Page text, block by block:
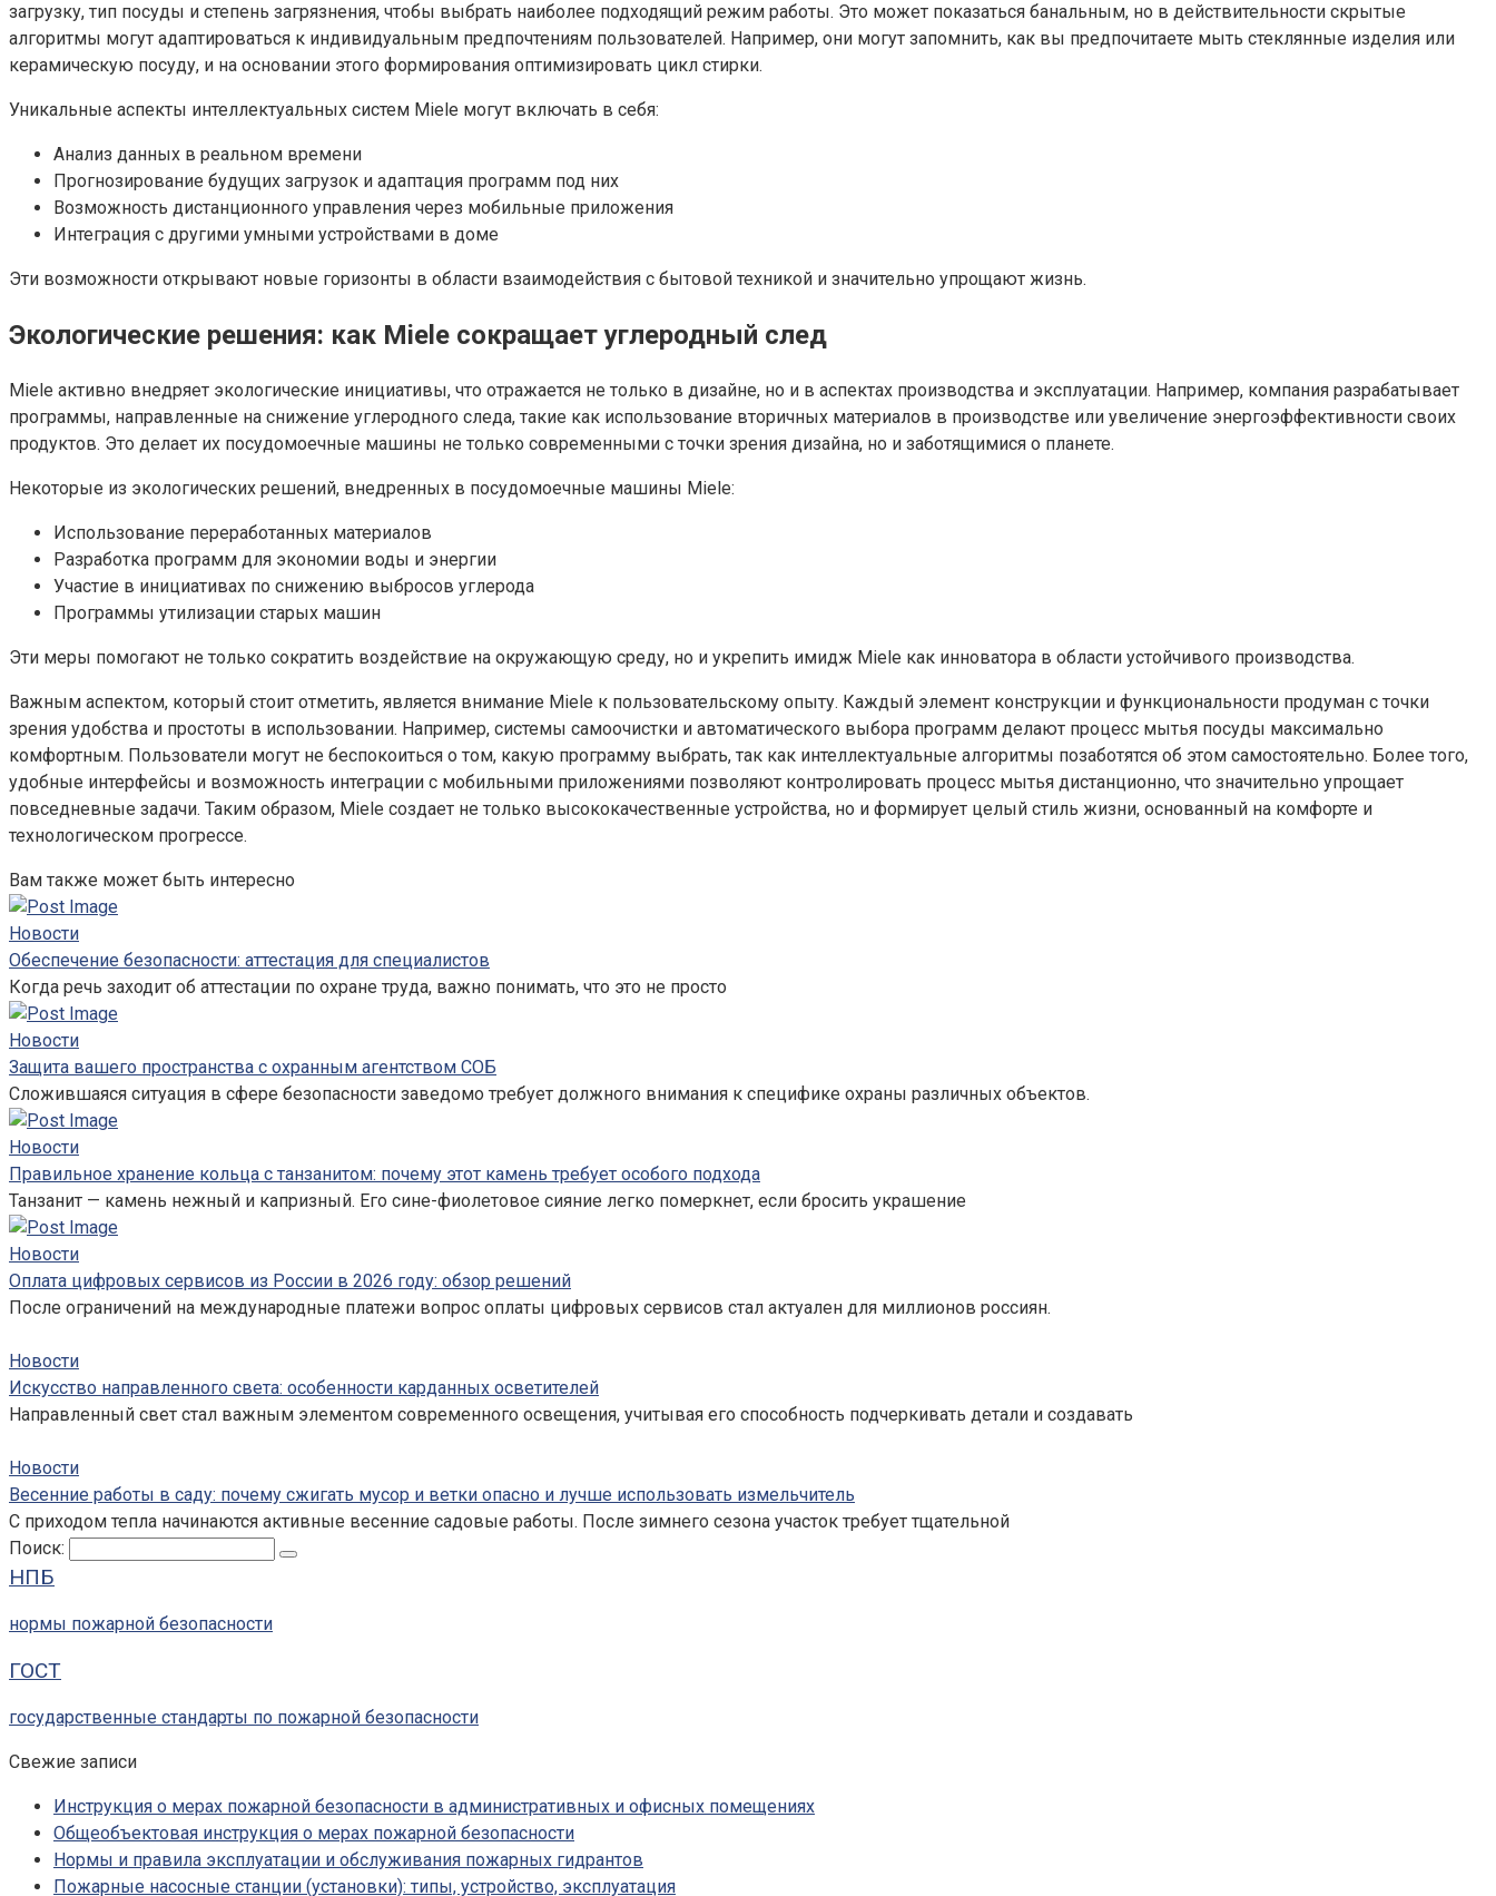
загрузку, тип посуды и степень загрязнения, чтобы выбрать наиболее подходящий режим работы. Это может показаться банальным, но в действительности скрытые
алгоритмы могут адаптироваться к индивидуальным предпочтениям пользователей. Например, они могут запомнить, как вы предпочитаете мыть стеклянные изделия или
керамическую посуду, и на основании этого формирования оптимизировать цикл стирки.
Уникальные аспекты интеллектуальных систем Miele могут включать в себя:
Анализ данных в реальном времени
Прогнозирование будущих загрузок и адаптация программ под них
Возможность дистанционного управления через мобильные приложения
Интеграция с другими умными устройствами в доме
Эти возможности открывают новые горизонты в области взаимодействия с бытовой техникой и значительно упрощают жизнь.
Экологические решения: как Miele сокращает углеродный след
Miele активно внедряет экологические инициативы, что отражается не только в дизайне, но и в аспектах производства и эксплуатации. Например, компания разрабатывает
программы, направленные на снижение углеродного следа, такие как использование вторичных материалов в производстве или увеличение энергоэффективности своих
продуктов. Это делает их посудомоечные машины не только современными с точки зрения дизайна, но и заботящимися о планете.
Некоторые из экологических решений, внедренных в посудомоечные машины Miele:
Использование переработанных материалов
Разработка программ для экономии воды и энергии
Участие в инициативах по снижению выбросов углерода
Программы утилизации старых машин
Эти меры помогают не только сократить воздействие на окружающую среду, но и укрепить имидж Miele как инноватора в области устойчивого производства.
Важным аспектом, который стоит отметить, является внимание Miele к пользовательскому опыту. Каждый элемент конструкции и функциональности продуман с точки
зрения удобства и простоты в использовании. Например, системы самоочистки и автоматического выбора программ делают процесс мытья посуды максимально
комфортным. Пользователи могут не беспокоиться о том, какую программу выбрать, так как интеллектуальные алгоритмы позаботятся об этом самостоятельно. Более того,
удобные интерфейсы и возможность интеграции с мобильными приложениями позволяют контролировать процесс мытья дистанционно, что значительно упрощает
повседневные задачи. Таким образом, Miele создает не только высококачественные устройства, но и формирует целый стиль жизни, основанный на комфорте и
технологическом прогрессе.
Вам также может быть интересно
Новости
Обеспечение безопасности: аттестация для специалистов
Когда речь заходит об аттестации по охране труда, важно понимать, что это не просто
Новости
Защита вашего пространства с охранным агентством СОБ
Сложившаяся ситуация в сфере безопасности заведомо требует должного внимания к специфике охраны различных объектов.
Новости
Правильное хранение кольца с танзанитом: почему этот камень требует особого подхода
Танзанит — камень нежный и капризный. Его сине-фиолетовое сияние легко померкнет, если бросить украшение
Новости
Оплата цифровых сервисов из России в 2026 году: обзор решений
После ограничений на международные платежи вопрос оплаты цифровых сервисов стал актуален для миллионов россиян.
Новости
Искусство направленного света: особенности карданных осветителей
Направленный свет стал важным элементом современного освещения, учитывая его способность подчеркивать детали и создавать
Новости
Весенние работы в саду: почему сжигать мусор и ветки опасно и лучше использовать измельчитель
С приходом тепла начинаются активные весенние садовые работы. После зимнего сезона участок требует тщательной
Поиск:
НПБ
нормы пожарной безопасности
ГОСТ
государственные стандарты по пожарной безопасности
Свежие записи
Инструкция о мерах пожарной безопасности в административных и офисных помещениях
Общеобъектовая инструкция о мерах пожарной безопасности
Нормы и правила эксплуатации и обслуживания пожарных гидрантов
Пожарные насосные станции (установки): типы, устройство, эксплуатация